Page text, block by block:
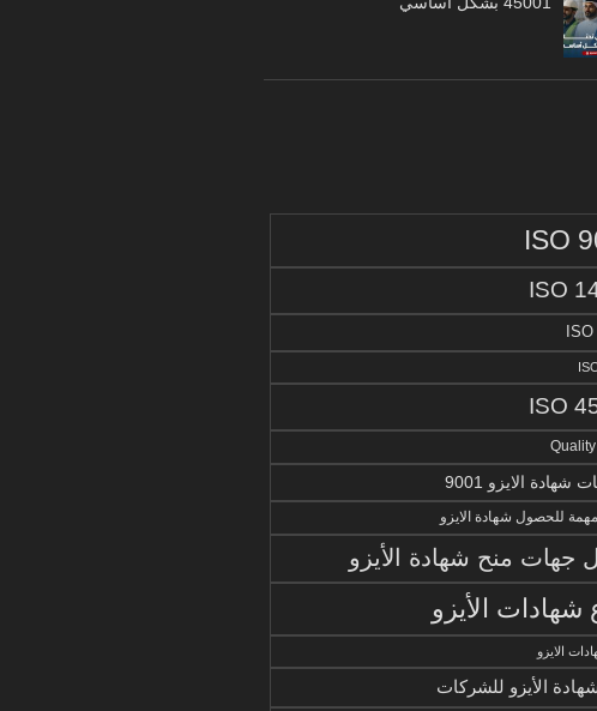
ISO
ISO
ISO
شهادة الايزو 9001
للحصول شهادة الايزو
جهات منح شهادة الأيزو
شهادات الأيزو
الايزو
الأيزو للشركات